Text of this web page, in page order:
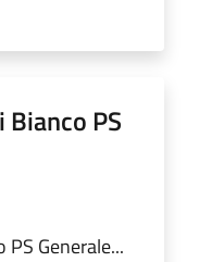
Bianco PS
PS Generale...